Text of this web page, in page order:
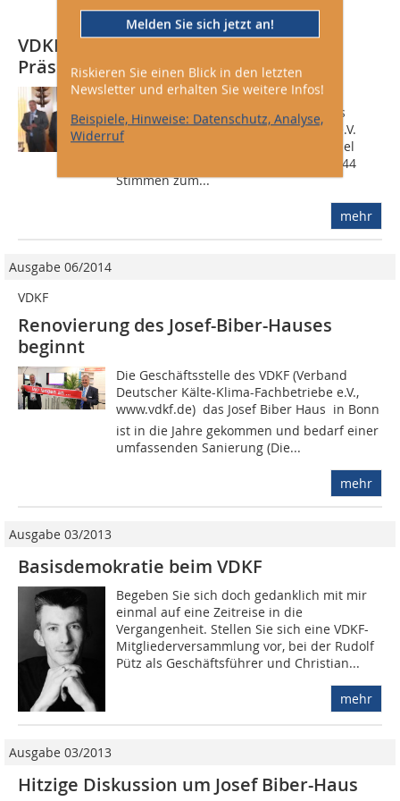
Melden Sie sich jetzt an!
Riskieren Sie einen Blick in den letzten
Newsletter und erhalten Sie weitere Infos!
Beispiele, Hinweise: Datenschutz, Analyse,
Widerruf
VDKF: Wolfgang Zaremski neuer
Präsident
Im Rahmen der außerordentlichen
Mitgliederversammlung des Verbands
Deutscher Kälte-Klima-Fachbetriebe e.V.
(www.vdkf.de) am 21. Juli 2012 in Kassel
wurde Wolfgang Zaremski mit 35 von 44
Stimmen zum...
mehr
Ausgabe 06/2014
VDKF
Renovierung des Josef-Biber-Hauses
beginnt
Die Geschäftsstelle des VDKF (Verband
Deutscher Kälte-Klima-Fachbetriebe e.V.,
www.vdkf.de)  das Josef Biber Haus  in Bonn
ist in die Jahre gekommen und bedarf einer
umfassenden Sanierung (Die...
mehr
Ausgabe 03/2013
Basisdemokratie beim VDKF
Begeben Sie sich doch gedanklich mit mir
einmal auf eine Zeitreise in die
Vergangenheit. Stellen Sie sich eine VDKF-
Mitgliederversammlung vor, bei der Rudolf
Pütz als Geschäftsführer und Christian...
mehr
Ausgabe 03/2013
Hitzige Diskussion um Josef Biber-Haus